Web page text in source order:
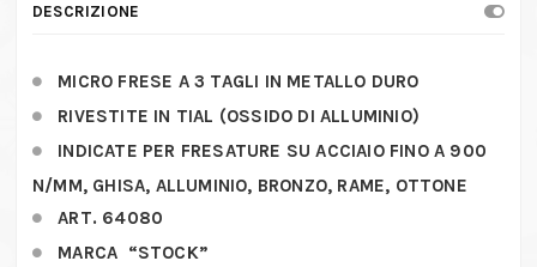
in
duro
quantità
DESCRIZIONE
MICRO FRESE A 3 TAGLI IN METALLO DURO
RIVESTITE IN TIAL (OSSIDO DI ALLUMINIO)
INDICATE PER FRESATURE SU ACCIAIO FINO A 900
N/MM, GHISA, ALLUMINIO, BRONZO, RAME, OTTONE
ART. 64080
MARCA “STOCK”